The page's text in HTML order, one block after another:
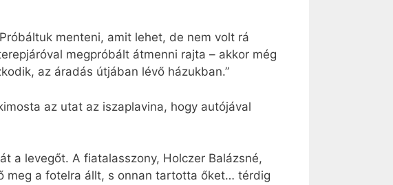
menteni, amit lehet, de nem volt rá
megpróbált átmenni rajta – akkor még
az áradás útjában lévő házukban.”
az utat az iszaplavina, hogy autójával
a levegőt. A fiatalasszony, Holczer Balázsné,
meg a fotelra állt, s onnan tartotta őket… térdig